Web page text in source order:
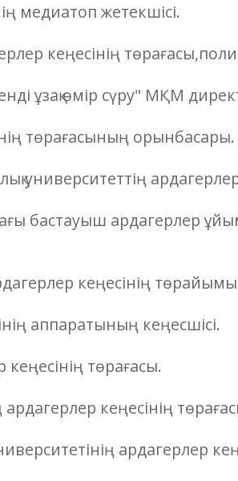
медиатоп жетекшісі.
кеңесінің
ұзақ өмір сүру" МҚМ
төрағасының орынбасары.
университеттің
бастауыш ардагерлер
кеңесінің
аппаратының кеңесшісі.
төрағасы.
кеңесінің
ардагерлер